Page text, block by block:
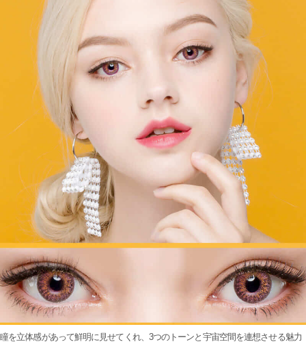
瞳を立体感があって鮮明に見せてくれ、3つのトーンと宇宙空間を連想させる魅力